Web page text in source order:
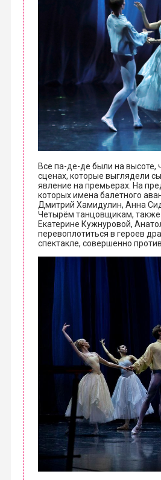
Все па-де-де были на
сценах, которые выглядели
явление на премьерах. На
которых имена балетного
Дмитрий Хамидулин, Анна
Четырём танцовщикам, также
Екатерине Кужнуровой,
перевоплотиться в героев
спектакле, совершенно